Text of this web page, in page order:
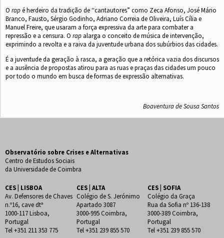
O rapé herdeiro da tradição de “cantautores” como Zeca Afonso, José Mário
Branco, Fausto, Sérgio Godinho, Adriano Correia de Oliveira, Luís Cília e
Manuel Freire, que usaram a força expressiva da arte para combater a
repressão e a censura. O rap alarga o conceito de música de intervenção,
exprimindo a revolta e a raiva da juventude urbana dos subúrbios das cidades.
É a juventude da geração à rasca, a geração que a retórica vazia dos discursos
e a ausência de propostas atirou para as ruas e praças das cidades um pouco
por todo o mundo em busca de formas de expressão alternativas.
Boaventura de Sousa Santos
Observatório sobre Crises e Alternativas
Centro de Estudos Sociais
da Universidade de Coimbra
CES | LISBOA
Av. Defensores de Chaves
n.º16, cave dtª
1000-117 Lisboa,
Portugal
Tel +351 211 353 775
CES | ALTA
Colégio de S. Jerónimo
Apartado 3087
3000-995 Coimbra,
Portugal
Tel +351 239 855 570
CES | SOFIA
Colégio da Graça
Rua da Sofia nº 136-138
3000-389 Coimbra,
Portugal
Tel +351 239 855 570